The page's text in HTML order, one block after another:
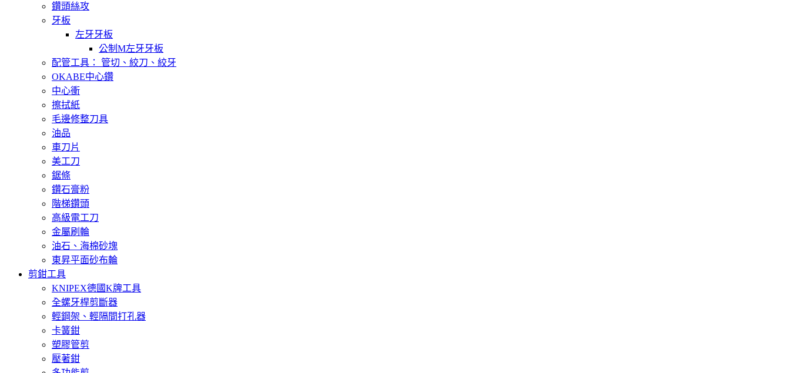
鑽頭絲攻
牙板
左牙牙板
公制M左牙牙板
配管工具： 管切、絞刀、絞牙
OKABE中心鑽
中心衝
擦拭紙
毛邊修整刀具
油品
車刀片
美工刀
鋸條
鑽石膏粉
階梯鑽頭
高級電工刀
金屬刷輪
油石、海棉砂塊
東昇平面砂布輪
剪鉗工具
KNIPEX德國K牌工具
全螺牙桿剪斷器
輕鋼架、輕隔間打孔器
卡簧鉗
塑膠管剪
壓著鉗